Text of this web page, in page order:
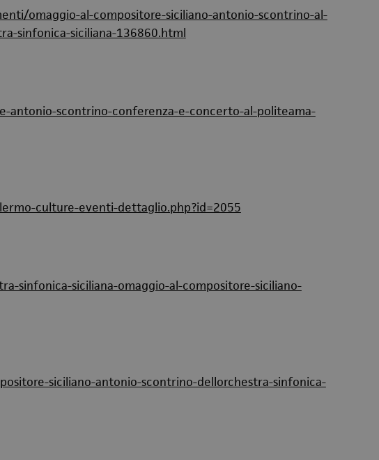
omaggio-al-compositore-siciliano-antonio-scontrino-al-
sinfonica-siciliana-136860.html
scontrino-conferenza-e-concerto-al-politeama-
culture-eventi-dettaglio.php?id=2055
sinfonica-siciliana-omaggio-al-compositore-siciliano-
siciliano-antonio-scontrino-dellorchestra-sinfonica-